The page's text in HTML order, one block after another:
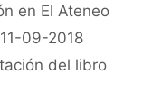
en El Ateneo
09-2018
del libro